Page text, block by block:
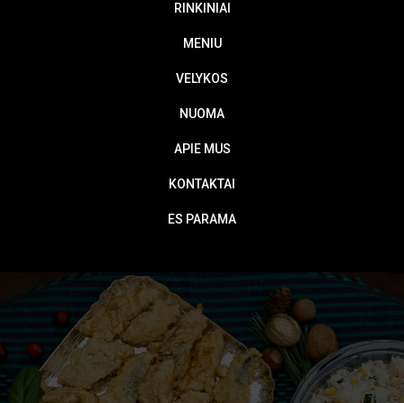
RINKINIAI
MENIU
VELYKOS
NUOMA
APIE MUS
KONTAKTAI
ES PARAMA